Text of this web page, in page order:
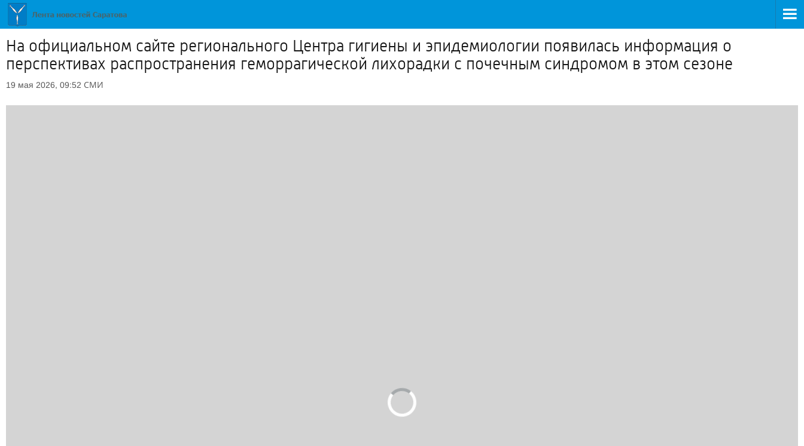
На официальном сайте регионального Центра гигиены и эпидемиологии появилась информация о
перспективах распространения геморрагической лихорадки с почечным синдромом в этом сезоне
19 мая 2026, 09:52 СМИ